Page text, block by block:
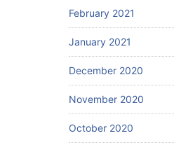
February 2021
January 2021
December 2020
November 2020
October 2020